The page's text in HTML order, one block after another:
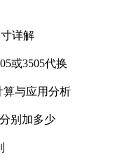
详解
或3505代换
算与应用分析
别加多少